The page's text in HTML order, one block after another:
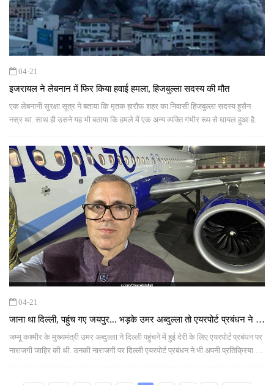
04-21
इजरायल ने लेबनान में फिर किया हवाई हमला, हिजबुल्ला सदस्य की मौत
एक लेबनानी सुरक्षा सूत्र ने बताया कि मृतक हारौफ शहर का निवासी हिजबुल्ला सदस्य हुसैन
नस्र था. साथ ही उसने यह भी बताया कि हमले में एक अन्य व्यक्ति गंभीर रूप से घायल हुआ है.
04-21
जाना था दिल्ली, पहुंच गए जयपुर... भड़के उमर अब्दुल्ला तो एयरपोर्ट प्रबंधन ने दी
सफाई
जम्मू कश्मीर के मुख्यमंत्री उमर अब्दुल्ला ने दिल्ली पहुंचने में हुई देरी के लिए एयरपोर्ट प्रबंधन पर
नाराजगी जाहिर की थी. उनकी नाराजगी पर दिल्ली एयरपोर्ट प्रबंधन ने भी अपनी प्रतिक्रिया देते